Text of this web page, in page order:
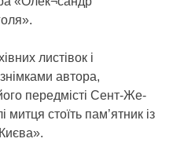
листівок і
автора,
передмісті Сент-Же-
стоїть пам’ятник із